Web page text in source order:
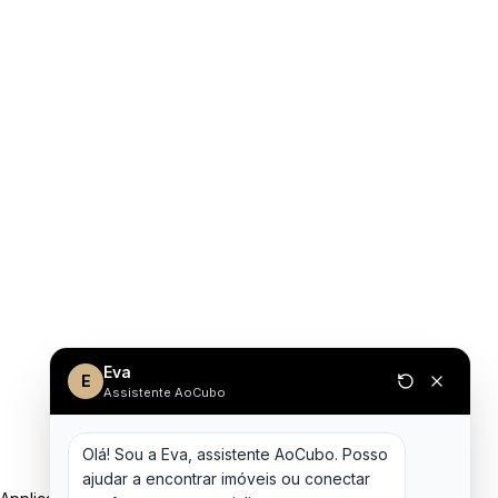
E Eva
Assistente AoCubo
Olá! Sou a Eva, assistente AoCubo. Posso
ajudar a encontrar imóveis ou conectar